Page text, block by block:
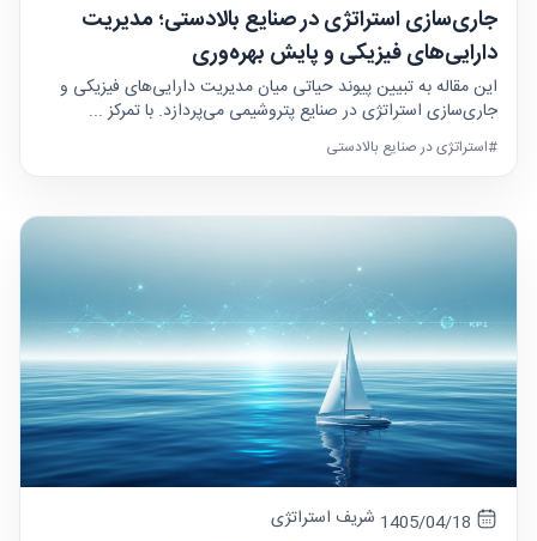
جاری‌سازی استراتژی در صنایع بالادستی؛ مدیریت
دارایی‌های فیزیکی و پایش بهره‌وری
این مقاله به تبیین پیوند حیاتی میان مدیریت دارایی‌های فیزیکی و
جاری‌سازی استراتژی در صنایع پتروشیمی می‌پردازد. با تمرکز ...
#استراتژی در صنایع بالادستی
شریف استراتژی